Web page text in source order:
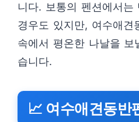
니다. 보통의 펜션에서
경우도 있지만, 여수애견
속에서 평온한 나날을 보
습니다.
📈 여수애견동반